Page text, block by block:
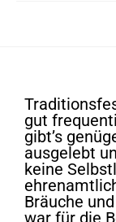
gut
gibt’s
ausgelebt
keine
Bräuche
war für die